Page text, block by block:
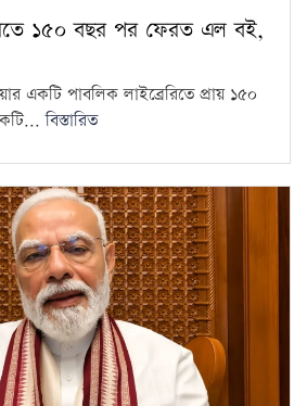
১৫০ বছর পর ফেরত এল বই,
একটি পাবলিক লাইব্রেরিতে প্রায় ১৫০
বিস্তারিত